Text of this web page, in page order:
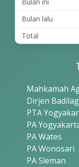
Bulan lalu
Total
Mahkamah
Dirjen Badilag
PTA
PA
PA Wates
PA Wonosari
PA Sleman